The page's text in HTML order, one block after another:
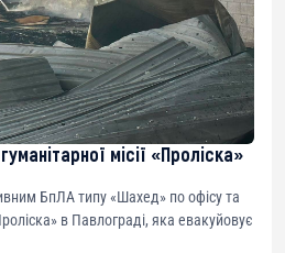
місії «Проліска»
БпЛА типу «Шахед» по офісу та
в Павлограді, яка евакуйовує